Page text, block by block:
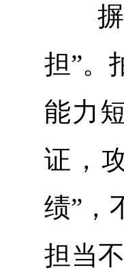
摒弃
担”。
能力
证，
绩”，
担当